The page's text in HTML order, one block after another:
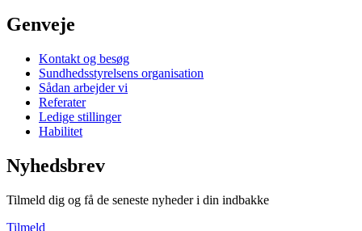
Genveje
Kontakt og besøg
Sundhedsstyrelsens organisation
Sådan arbejder vi
Referater
Ledige stillinger
Habilitet
Nyhedsbrev
Tilmeld dig og få de seneste nyheder i din indbakke
Tilmeld